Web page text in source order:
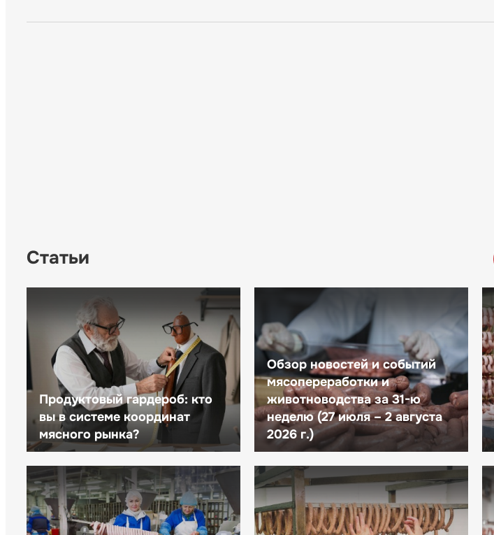
Статьи
Продуктовый гардероб: кто
вы в системе координат
мясного рынка?
Обзор новостей и событий
мясопереработки и
животноводства за 31-ю
неделю (27 июля – 2 августа
2026 г.)